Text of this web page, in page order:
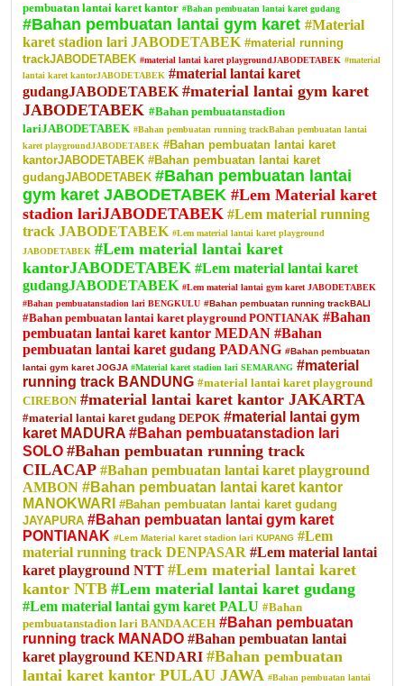
pembuatan lantai karet kantor #Bahan pembuatan lantai karet gudang
#Bahan pembuatan lantai gym karet #Material
karet stadion lari JABODETABEK #material running
trackJABODETABEK #material lantai karet playgroundJABODETABEK #material
lantai karet kantorJABODETABEK #material lantai karet
gudangJABODETABEK #material lantai gym karet
JABODETABEK #Bahan pembuatanstadion
lariJABODETABEK #Bahan pembuatan running trackBahan pembuatan lantai
karet playgroundJABODETABEK #Bahan pembuatan lantai karet
kantorJABODETABEK #Bahan pembuatan lantai karet
gudangJABODETABEK #Bahan pembuatan lantai
gym karet JABODETABEK #Lem Material karet
stadion lariJABODETABEK #Lem material running
track JABODETABEK #Lem material lantai karet playground
JABODETABEK #Lem material lantai karet
kantorJABODETABEK #Lem material lantai karet
gudangJABODETABEK #Lem material lantai gym karet JABODETABEK
#Bahan pembuatanstadion lari BENGKULU #Bahan pembuatan running trackBALI
#Bahan pembuatan lantai karet playground PONTIANAK #Bahan
pembuatan lantai karet kantor MEDAN #Bahan
pembuatan lantai karet gudang PADANG #Bahan pembuatan
lantai gym karet JOGJA #Material karet stadion lari SEMARANG #material
running track BANDUNG #material lantai karet playground
CIREBON #material lantai karet kantor JAKARTA
#material lantai karet gudang DEPOK #material lantai gym
karet MADURA #Bahan pembuatanstadion lari
SOLO #Bahan pembuatan running track
CILACAP #Bahan pembuatan lantai karet playground
AMBON #Bahan pembuatan lantai karet kantor
MANOKWARI #Bahan pembuatan lantai karet gudang
JAYAPURA #Bahan pembuatan lantai gym karet
PONTIANAK #Lem Material karet stadion lari KUPANG #Lem
material running track DENPASAR #Lem material lantai
karet playground NTT #Lem material lantai karet
kantor NTB #Lem material lantai karet gudang
#Lem material lantai gym karet PALU #Bahan
pembuatanstadion lari BANDA ACEH #Bahan pembuatan
running track MANADO #Bahan pembuatan lantai
karet playground KENDARI #Bahan pembuatan
lantai karet kantor PULAU JAWA #Bahan pembuatan lantai